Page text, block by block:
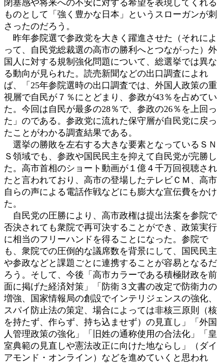
閉塞感や将来への不安に対する希望を表現してくれる
ものとして「強く豊かな日本」というスローガンが刺
さったのだろう。
昨年参院選で参政党を大きく躍進させた（それによ
って、自民党総裁選の高市の勝利へとつながった）外
国人に対する規制強化問題について、総選挙では異な
る動向が見られた。読売新聞などの出口調査によれ
ば、「25年参院選時の出口調査では、外国人政策の重
視層で自民が７％にとどまり、参政が43％を占めてい
た。今回は自民が最多の28％で、参政の26％を上回っ
た」のである。参政党に流れた保守層が自民党に戻っ
たことがわかる調査結果である。
選挙の勝敗を左右する大きな要素となっているＳＮ
Ｓ領域でも、参政や国民民主を抑えて自民党が完勝し
た。高市首相のショート動画が１億４千万回視聴され
たと言われており、高市の登場したテレビＣＭ、高市
自らの声による電話作戦などにも膨大な宣伝費をかけ
た。
自民党の圧勝により、高市政権は提出法案を参院で
否決されても衆院で再可決することができ、政策実行
に相当のフリーハンドを得ることになった。参院で
も、衆院での圧倒的な議席数を背景にして、国民民主
や参政などと課題ごとに連携することが容易となるだ
ろう。そして、今後「高市カラーである積極財政を前
面に掲げた経済対策」「防衛３文書の改定で防衛力の
増強、国家情報局の創設でインテリジェンスの強化、
スパイ防止法の策定、場合によっては非核三原則（核
を持たず、作らず、持ち込ませず）の見直し」「外国
人管理政策の強化」「旧姓の通称使用の合法化」「皇
室典範の見直しや憲法改正に向けた地ならし」（ダイ
アモンド・オンライン）などを進めていくと思われ